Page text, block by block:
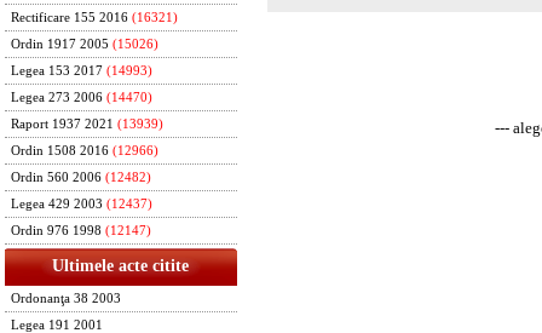
Rectificare 155 2016 (16321)
Ordin 1917 2005 (15026)
Legea 153 2017 (14993)
Legea 273 2006 (14470)
Raport 1937 2021 (13939)
Ordin 1508 2016 (12966)
Ordin 560 2006 (12482)
Legea 429 2003 (12437)
Ordin 976 1998 (12147)
Ultimele acte citite
Ordonanţa 38 2003
Legea 191 2001
---